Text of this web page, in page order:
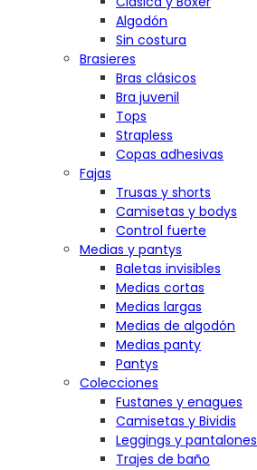
Algodón
Sin costura
Brasieres
Bras clásicos
Bra juvenil
Tops
Strapless
Copas adhesivas
Fajas
Trusas y shorts
Camisetas y bodys
Control fuerte
Medias y pantys
Baletas invisibles
Medias cortas
Medias largas
Medias de algodón
Medias panty
Pantys
Colecciones
Fustanes y enagues
Camisetas y Bividis
Leggings y pantalones
Trajes de baño